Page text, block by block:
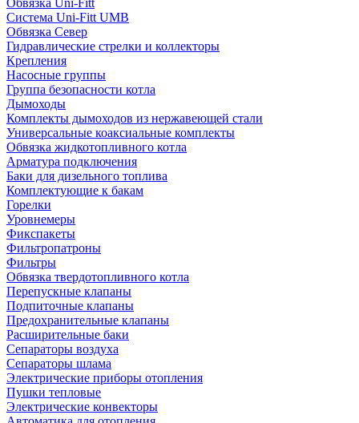
Система Uni-Fitt UMB
Обвязка Север
Гидравлические стрелки и коллекторы
Крепления
Насосные группы
Группа безопасности котла
Дымоходы
Комплекты дымоходов из нержавеющей стали
Универсальные коаксиальные комплекты
Обвязка жидкотопливного котла
Арматура подключения
Баки для дизельного топлива
Комплектующие к бакам
Горелки
Уровнемеры
Фикспакеты
Фильтропатроны
Фильтры
Обвязка твердотопливного котла
Перепускные клапаны
Подпиточные клапаны
Предохранительные клапаны
Расширительные баки
Сепараторы воздуха
Сепараторы шлама
Электрические приборы отопления
Пушки тепловые
Электрические конвекторы